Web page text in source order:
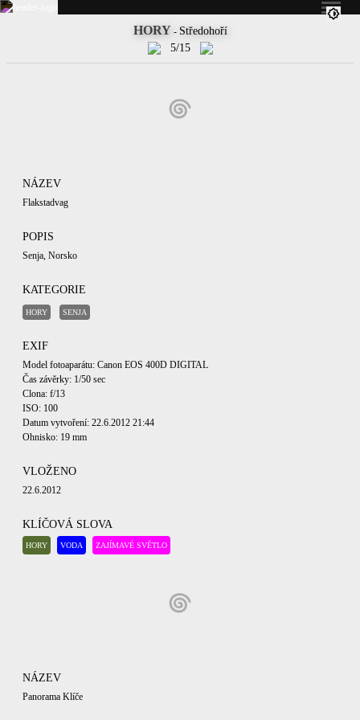
HORY - Středohoří
5/15
NÁZEV
Flakstadvag
POPIS
Senja, Norsko
KATEGORIE
HORY SENJA
EXIF
Model fotoaparátu: Canon EOS 400D DIGITAL
Čas závěrky: 1/50 sec
Clona: f/13
ISO: 100
Datum vytvoření: 22.6.2012 21:44
Ohnisko: 19 mm
VLOŽENO
22.6.2012
KLÍČOVÁ SLOVA
HORY VODA ZAJÍMAVÉ SVĚTLO
NÁZEV
Panorama Klíče